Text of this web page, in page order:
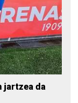
jartzea da